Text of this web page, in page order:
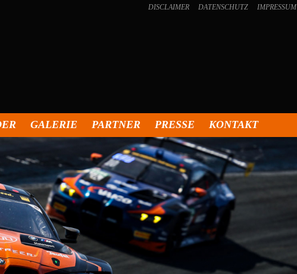
DISCLAIMER DATENSCHUTZ IMPRESSUM
GALERIE PARTNER PRESSE KONTAKT